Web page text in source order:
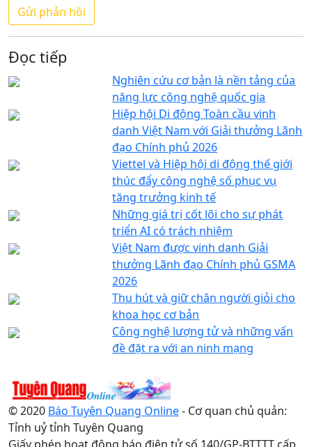
Đọc tiếp
Nghiên cứu cơ bản là nền tảng của
năng lực công nghệ quốc gia
Hiệp hội Di động Toàn cầu vinh
danh Việt Nam với Giải thưởng Lãnh
đạo Chính phủ 2026
Viettel và Hiệp hội di động thế giới
thúc đẩy công nghệ số phục vụ
tăng trưởng kinh tế
Những giá trị cốt lõi cho sự phát
triển AI có trách nhiệm
Việt Nam được vinh danh Giải
thưởng Lãnh đạo Chính phủ GSMA
2026
Thu hút và giữ chân người giỏi cho
khoa học cơ bản
Công nghệ lượng tử và những vấn
đề đặt ra với an ninh mạng
© 2020 Báo Tuyên Quang Online- Cơ quan chủ quản:
Tỉnh uỷ tỉnh Tuyên Quang